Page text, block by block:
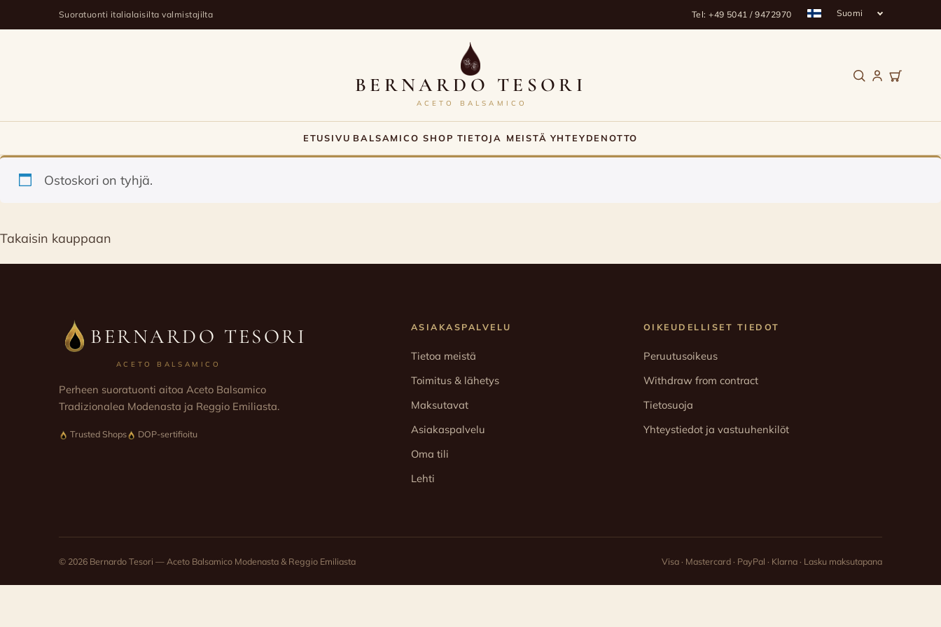
Suoratuonti italialaisilta valmistajilta Tel: +49 5041 / 9472970 Suomi
BERNARDO TESORI
ACETO BALSAMICO
ETUSIVU BALSAMICO SHOP TIETOJA MEISTÄ YHTEYDENOTTO
OstoskoriOstoskori on tyhjä.
Takaisin kauppaan
BERNARDO TESORI
ACETO BALSAMICO
Perheen suoratuonti aitoa Aceto Balsamico
Tradizionalea Modenasta ja Reggio Emiliasta.
Trusted Shops DOP-sertifioitu
ASIAKASPALVELU
Tietoa meistä
Toimitus & lähetys
Maksutavat
Asiakaspalvelu
Oma tili
Lehti
OIKEUDELLISET TIEDOT
Peruutusoikeus
Withdraw from contract
Tietosuoja
Yhteystiedot ja vastuuhenkilöt
© 2026 Bernardo Tesori — Aceto Balsamico Modenasta & Reggio Emiliasta Visa · Mastercard · PayPal · Klarna · Lasku maksutapana